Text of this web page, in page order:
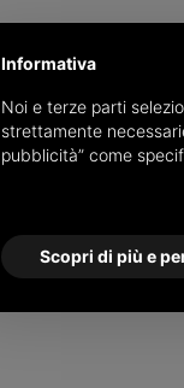
Informativa
Noi e terze parti
strettamente
pubblicità” come
Scopri di più e